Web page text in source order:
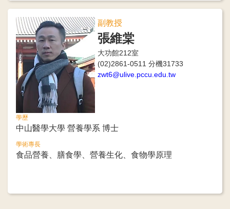
副教授
張維棠
大功館212室
(02)2861-0511 分機31733
zwt6@ulive.pccu.edu.tw
學歷
中山醫學大學 營養學系 博士
學術專長
食品營養、膳食學、營養生化、食物學原理